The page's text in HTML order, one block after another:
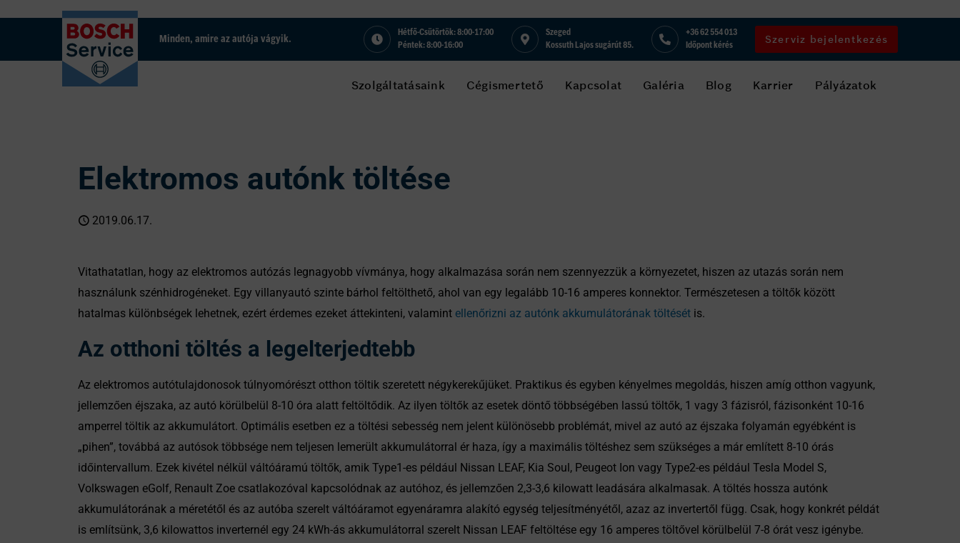
Minden, amire az autója vágyik.
Hétfő-Csütörtök: 8:00-17:00
Péntek: 8:00-16:00
Szeged
Kossuth Lajos sugárút 85.
+36 62 554 013
Időpont kérés
Szerviz bejelentkezés
Szolgáltatásaink Cégismertető Kapcsolat Galéria Blog Karrier Pályázatok
Elektromos autónk töltése
2019.06.17.
Vitathatatlan, hogy az elektromos autózás legnagyobb vívmánya, hogy alkalmazása során nem szennyezzük a környezetet, hiszen az utazás során nem
használunk szénhidrogéneket. Egy villanyautó szinte bárhol feltölthető, ahol van egy legalább 10-16 amperes konnektor. Természetesen a töltők között
hatalmas különbségek lehetnek, ezért érdemes ezeket áttekinteni, valamint ellenőrizni az autónk akkumulátorának töltésétis.
Az otthoni töltés a legelterjedtebb
Az elektromos autótulajdonosok túlnyomórészt otthon töltik szeretett négykerekűjüket. Praktikus és egyben kényelmes megoldás, hiszen amíg otthon vagyunk,
jellemzően éjszaka, az autó körülbelül 8-10 óra alatt feltöltődik. Az ilyen töltők az esetek döntő többségében lassú töltők, 1 vagy 3 fázisról, fázisonként 10-16
amperrel töltik az akkumulátort. Optimális esetben ez a töltési sebesség nem jelent különösebb problémát, mivel az autó az éjszaka folyamán egyébként is
„pihen”, továbbá az autósok többsége nem teljesen lemerült akkumulátorral ér haza, így a maximális töltéshez sem szükséges a már említett 8-10 órás
időintervallum. Ezek kivétel nélkül váltóáramú töltők, amik Type1-es például Nissan LEAF, Kia Soul, Peugeot Ion vagy Type2-es például Tesla Model S,
Volkswagen eGolf, Renault Zoe csatlakozóval kapcsolódnak az autóhoz, és jellemzően 2,3-3,6 kilowatt leadására alkalmasak. A töltés hossza autónk
akkumulátorának a méretétől és az autóba szerelt váltóáramot egyenáramra alakító egység teljesítményétől, azaz az invertertől függ. Csak, hogy konkrét példát
is említsünk, 3,6 kilowattos inverternél egy 24 kWh-ás akkumulátorral szerelt Nissan LEAF feltöltése egy 16 amperes töltővel körülbelül 7-8 órát vesz igénybe.